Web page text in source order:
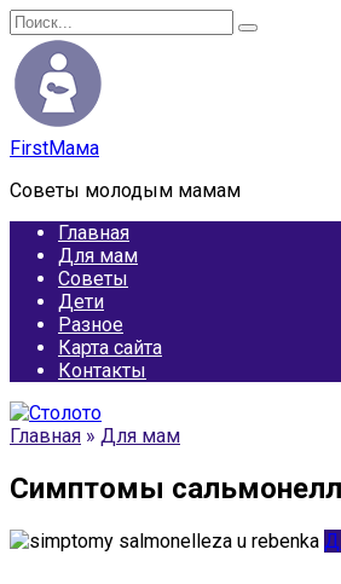
Перейти
к
содержанию
Search
for:
FirstМама
Советы молодым мамам
Главная
Для мам
Советы
Дети
Разное
Карта сайта
Контакты
Главная » Для мам
Симптомы